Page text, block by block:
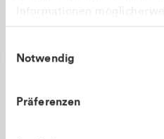
zusammen, die Sie ihnen
gesammelt haben.
Notwendig
Präferenzen